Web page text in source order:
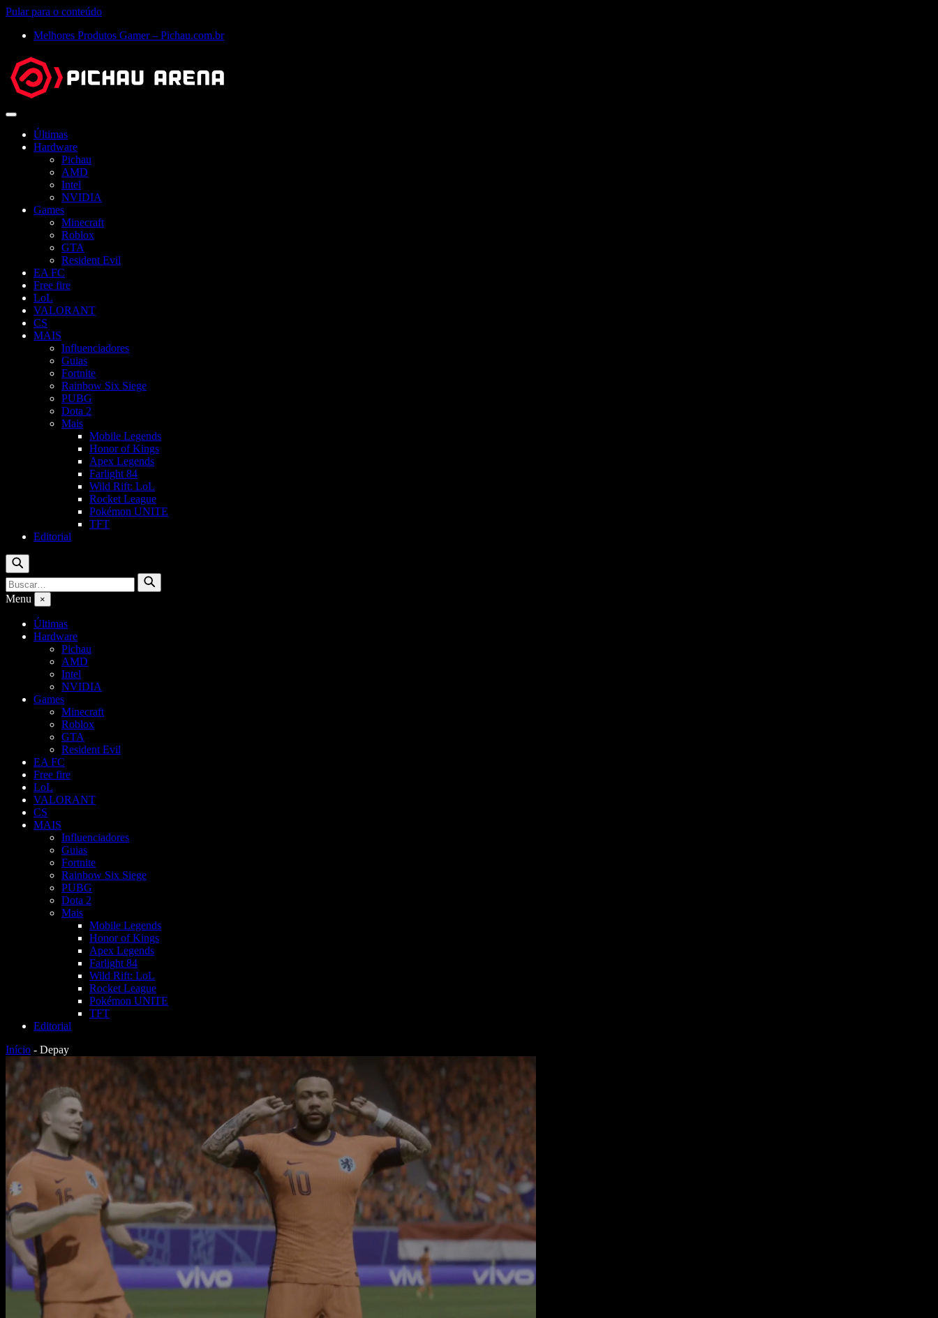
Pular para o conteúdo
Melhores Produtos Gamer – Pichau.com.br
Abrir
Últimas
Hardware
Pichau
AMD
Intel
NVIDIA
Games
Minecraft
Roblox
GTA
Resident Evil
EA FC
Free fire
LoL
VALORANT
CS
MAIS
Influenciadores
Guias
Fortnite
Rainbow Six Siege
PUBG
Dota 2
Mais
Mobile Legends
Honor of Kings
Apex Legends
Farlight 84
Wild Rift: LoL
Rocket League
Pokémon UNITE
TFT
Editorial
Buscar
Buscar
por:
Buscar
Menu ×
Últimas
Hardware
Pichau
AMD
Intel
NVIDIA
Games
Minecraft
Roblox
GTA
Resident Evil
EA FC
Free fire
LoL
VALORANT
CS
MAIS
Influenciadores
Guias
Fortnite
Rainbow Six Siege
PUBG
Dota 2
Mais
Mobile Legends
Honor of Kings
Apex Legends
Farlight 84
Wild Rift: LoL
Rocket League
Pokémon UNITE
TFT
Editorial
Início - Depay